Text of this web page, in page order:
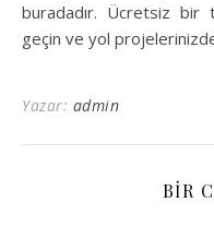
buradadır. Ücretsiz bir
geçin ve yol
Yazar: admin
BIR